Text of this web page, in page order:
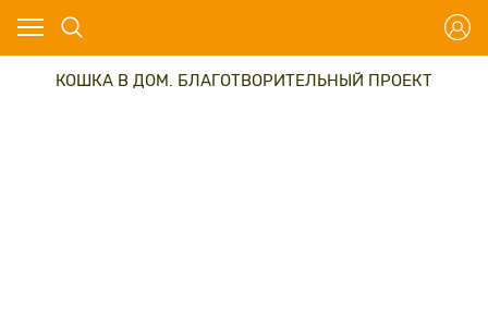
КОШКА В ДОМ. БЛАГОТВОРИТЕЛЬНЫЙ ПРОЕКТ